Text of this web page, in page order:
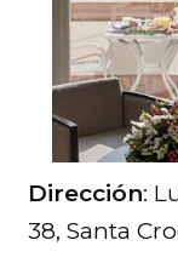
Dirección:
38, Santa